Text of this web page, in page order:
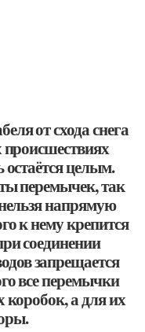
от схода снега
происшествиях
целым.
перемычек, так
напрямую
к нему крепится
соединении
запрещается
все перемычки
коробок, а для их